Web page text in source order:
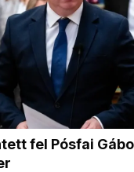
fel Pósfai